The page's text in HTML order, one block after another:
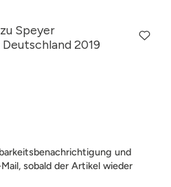
Speyer
2019
und
sobald der Artikel wieder